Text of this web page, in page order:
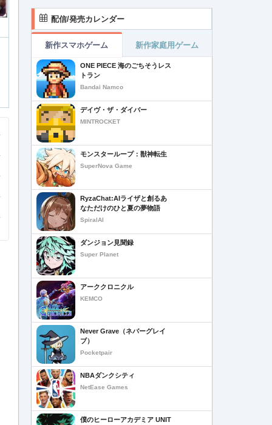
配信/発売カレンダー
新作スマホゲーム 新作家庭用ゲーム
ONE PIECE 海のごちそうレス
トラン
Bandai Namco
デイヴ・ザ・ダイバー
MINTROCKET
モンスターループ：獣神転生
SuperNova Game
RyzaChat:AIライザと創るあ
なただけのひと夏の夢物語
SpiralAI
ダンジョン見聞録
Super Planet
アーククロニクル
KEMCO
Never Grave（ネバーグレイ
ブ）
Pocketpair
NBAダンクシティ
NetEase Games
僕のヒーローアカデミア UNIT